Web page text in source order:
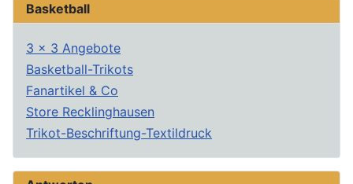
Basketball
3 x 3 Angebote
Basketball-Trikots
Fanartikel & Co
Store Recklinghausen
Trikot-Beschriftung-Textildruck